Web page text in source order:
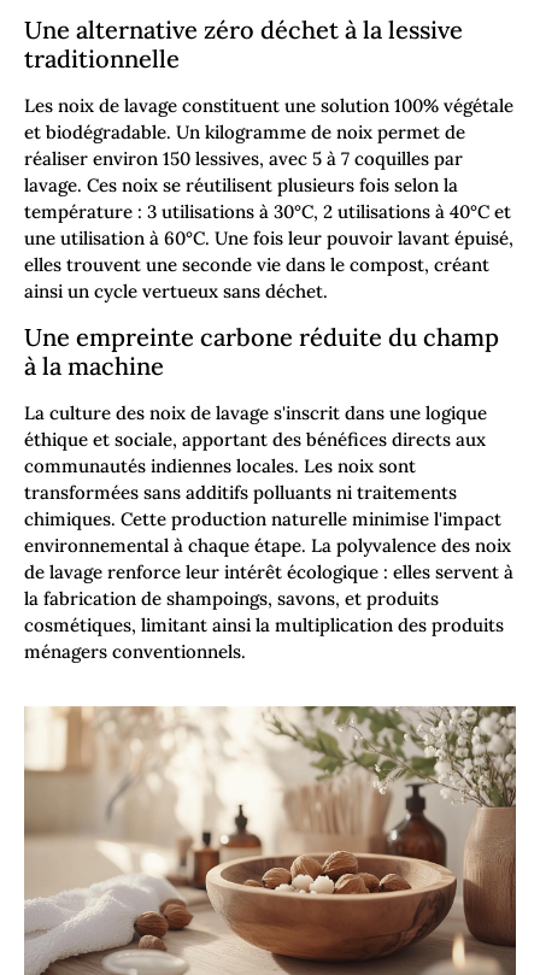
Une alternative zéro déchet à la lessive
traditionnelle
Les noix de lavage constituent une solution 100% végétale
et biodégradable. Un kilogramme de noix permet de
réaliser environ 150 lessives, avec 5 à 7 coquilles par
lavage. Ces noix se réutilisent plusieurs fois selon la
température : 3 utilisations à 30°C, 2 utilisations à 40°C et
une utilisation à 60°C. Une fois leur pouvoir lavant épuisé,
elles trouvent une seconde vie dans le compost, créant
ainsi un cycle vertueux sans déchet.
Une empreinte carbone réduite du champ
à la machine
La culture des noix de lavage s'inscrit dans une logique
éthique et sociale, apportant des bénéfices directs aux
communautés indiennes locales. Les noix sont
transformées sans additifs polluants ni traitements
chimiques. Cette production naturelle minimise l'impact
environnemental à chaque étape. La polyvalence des noix
de lavage renforce leur intérêt écologique : elles servent à
la fabrication de shampoings, savons, et produits
cosmétiques, limitant ainsi la multiplication des produits
ménagers conventionnels.